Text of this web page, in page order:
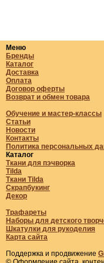
Меню
Бренды
Каталог
Доставка
Оплата
Договор оферты
Возврат и обмен товара
Обучение и мастер-классы
Статьи
Новости
Контакты
Политика персональных
Каталог
Ткани для пэчворка
Tilda
Ткани Tilda
Скрапбукинг
Декор
Трафареты
Наборы для детского
Шкатулки для рукоделия
Карта сайта
Поддержка и продвижение